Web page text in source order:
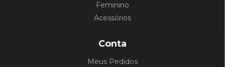
Feminino
Acessórios
Conta
Meus Pedidos